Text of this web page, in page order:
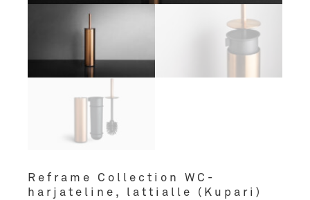
Reframe Collection WC-
harjateline, lattialle (Kupari)